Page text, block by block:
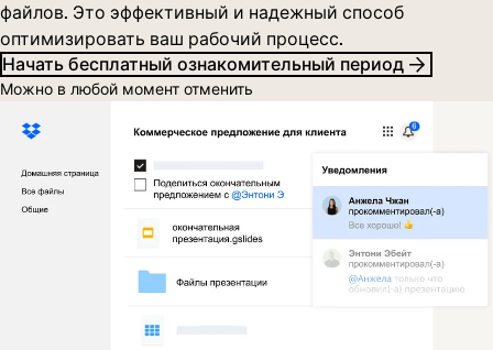
файлов. Это эффективный и надежный способ
оптимизировать ваш рабочий процесс.
Начать бесплатный ознакомительный период
Можно в любой момент отменить